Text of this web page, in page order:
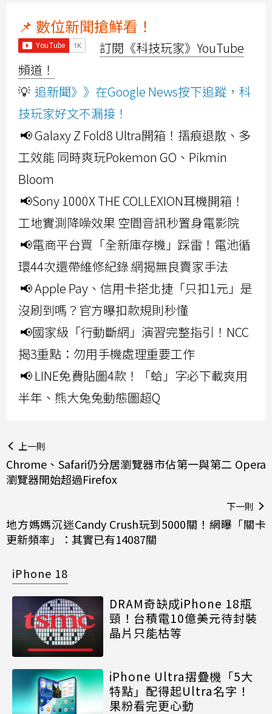
📌 數位新聞搶鮮看！
訂閱《科技玩家》YouTube
頻道！
💡 追新聞》》在Google News按下追蹤，科
技玩家好文不漏接！
📢 Galaxy Z Fold8 Ultra開箱！摺痕退散、多
工效能 同時爽玩Pokemon GO、Pikmin
Bloom
📢Sony 1000X THE COLLEXION耳機開箱！
工地實測降噪效果 空間音訊秒置身電影院
📢電商平台買「全新庫存機」踩雷！電池循
環44次還帶維修紀錄 網揭無良賣家手法
📢 Apple Pay、信用卡搭北捷「只扣1元」是
沒刷到嗎？官方曝扣款規則秒懂
📢國家級「行動斷網」演習完整指引！NCC
揭3重點：勿用手機處理重要工作
📢 LINE免費貼圖4款！「蛤」字必下載爽用
半年、熊大兔兔動態圖超Q
上一則
Chrome、Safari仍分居瀏覽器市佔第一與第二 Opera
瀏覽器開始超過Firefox
下一則
地方媽媽沉迷Candy Crush玩到5000關！網曝「關卡
更新頻率」：其實已有14087關
iPhone 18
DRAM奇缺成iPhone 18瓶
頸！台積電10億美元待封裝
晶片只能枯等
iPhone Ultra摺疊機「5大
特點」配得起Ultra名字！
果粉看完更心動